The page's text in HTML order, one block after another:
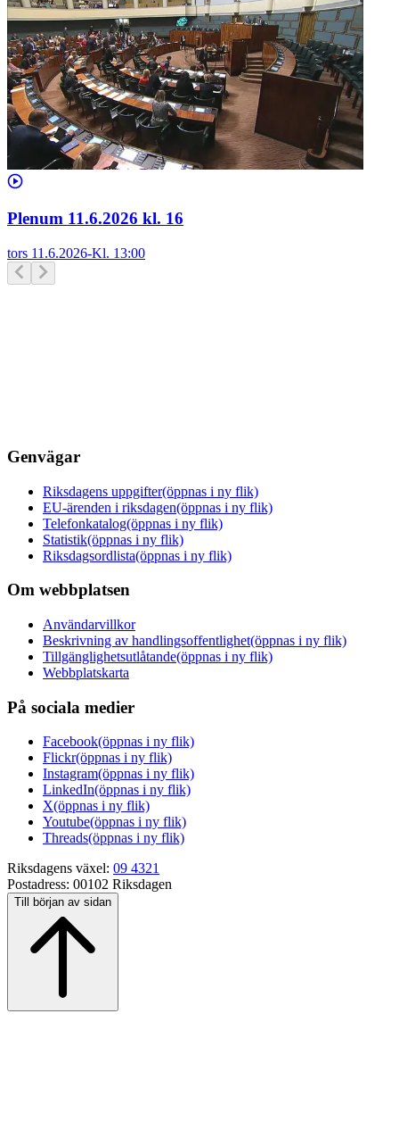
Plenum 11.6.2026 kl. 16
tors 11.6.2026-Kl. 13:00
Genvägar
Riksdagens uppgifter(öppnas i ny flik)
EU-ärenden i riksdagen(öppnas i ny flik)
Telefonkatalog(öppnas i ny flik)
Statistik(öppnas i ny flik)
Riksdagsordlista(öppnas i ny flik)
Om webbplatsen
Användarvillkor
Beskrivning av handlingsoffentlighet(öppnas i ny flik)
Tillgänglighetsutlåtande(öppnas i ny flik)
Webbplatskarta
På sociala medier
Facebook(öppnas i ny flik)
Flickr(öppnas i ny flik)
Instagram(öppnas i ny flik)
LinkedIn(öppnas i ny flik)
X(öppnas i ny flik)
Youtube(öppnas i ny flik)
Threads(öppnas i ny flik)
Riksdagens växel: 09 4321
Postadress: 00102 Riksdagen
Till början av sidan